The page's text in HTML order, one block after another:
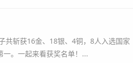
共斩获16金、18银、4铜，8人入选国家
。一起来看获奖名单！...